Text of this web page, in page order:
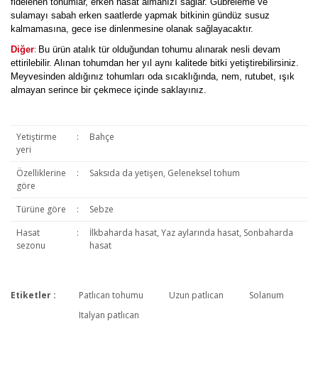
sulamayı sabah erken saatlerde yapmak bitkinin gündüz susuz
kalmamasına, gece ise dinlenmesine olanak sağlayacaktır.
Diğer: Bu ürün atalık tür olduğundan tohumu alınarak nesli devam
ettirilebilir. Alınan tohumdan her yıl aynı kalitede bitki yetiştirebilirsiniz.
Meyvesinden aldığınız tohumları oda sıcaklığında, nem, rutubet, ışık
almayan serince bir çekmece içinde saklayınız.
Yetiştirme
yeri
: Bahçe
Özelliklerine
göre
: Saksıda da yetişen, Geleneksel tohum
Türüne göre :
Sebze
Hasat
sezonu
:
İlkbaharda hasat, Yaz aylarında hasat, Sonbaharda
hasat
Bu ürüne ilk yorumu siz yapın!
Etiketler : Patlıcan tohumu Uzun patlıcan
Solanum
Italyan patlıcan